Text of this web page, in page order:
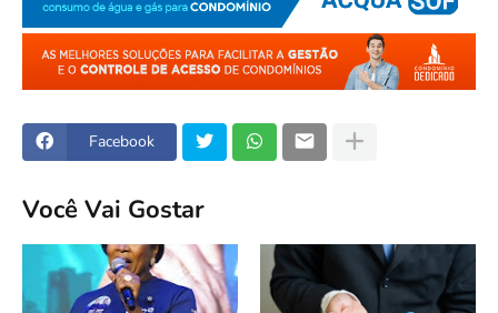
Facebook
Você Vai Gostar